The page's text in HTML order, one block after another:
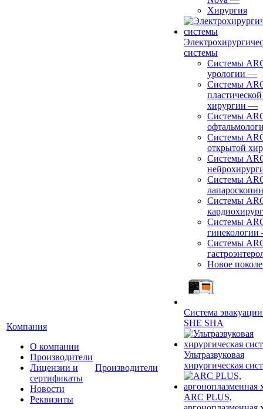
Компания
О компании
Производители
Лицензии и
сертификаты
Новости
Реквизиты
Производители
Хирургия
системы
Системы
урологии —
Системы
пластической
хирургии —
Системы
Системы
открытой
Системы
Системы
лапароскопии
Системы
Системы
гинекологии
Системы
Новое
Система
SHE SHA
Ультразвуковая
хирургическая
ARC PLUS,